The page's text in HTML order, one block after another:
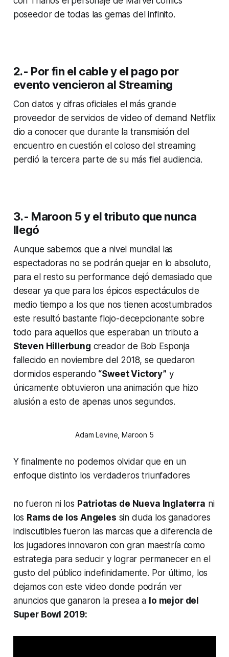
poseedor de todas las gemas del infinito.
2.- Por fin el cable y el pago por
evento vencieron al Streaming
Con datos y cifras oficiales el más grande
proveedor de servicios de video of demand Netflix
dio a conocer que durante la transmisión del
encuentro en cuestión el coloso del streaming
perdió la tercera parte de su más fiel audiencia.
3.- Maroon 5 y el tributo que nunca
llegó
Aunque sabemos que a nivel mundial las
espectadoras no se podrán quejar en lo absoluto,
para el resto su performance dejó demasiado que
desear ya que para los épicos espectáculos de
medio tiempo a los que nos tienen acostumbrados
este resultó bastante flojo-decepcionante sobre
todo para aquellos que esperaban un tributo a
Steven Hillerbung creador de Bob Esponja
fallecido en noviembre del 2018, se quedaron
dormidos esperando “Sweet Victory” y
únicamente obtuvieron una animación que hizo
alusión a esto de apenas unos segundos.
Adam Levine, Maroon 5
Y finalmente no podemos olvidar que en un
enfoque distinto los verdaderos triunfadores
no fueron ni los Patriotas de Nueva Inglaterra ni
los Rams de los Angeles sin duda los ganadores
indiscutibles fueron las marcas que a diferencia de
los jugadores innovaron con gran maestría como
estrategia para seducir y lograr permanecer en el
gusto del público indefinidamente. Por último, los
dejamos con este video donde podrán ver
anuncios que ganaron la presea a lo mejor del
Super Bowl 2019: